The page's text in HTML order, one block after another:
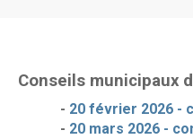
Conseils municipaux
- 20 février 2026 -
- 20 mars 2026 -